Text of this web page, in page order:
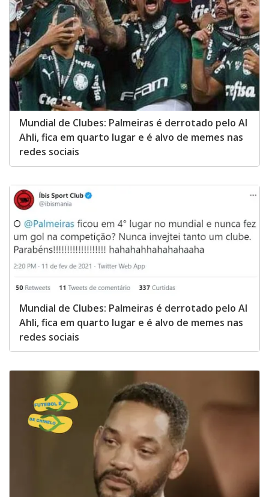
Mundial de Clubes: Palmeiras é derrotado pelo Al
Ahli, fica em quarto lugar e é alvo de memes nas
redes sociais
Mundial de Clubes: Palmeiras é derrotado pelo Al
Ahli, fica em quarto lugar e é alvo de memes nas
redes sociais